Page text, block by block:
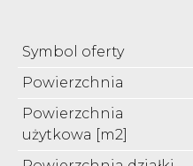
Symbol oferty
Powierzchnia
Powierzchnia
użytkowa [m2]